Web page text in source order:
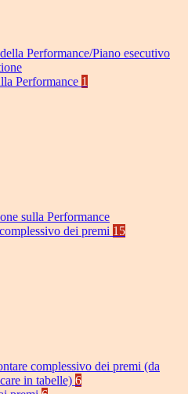
Performance/Piano esecutivo
Performance 1
sulla Performance
dei premi 15
complessivo dei premi (da
in tabelle) 6